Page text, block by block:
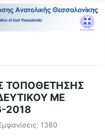
ΤΟΠΟΘΕΤΗΣΗΣ
ΜΕ
2018
1360